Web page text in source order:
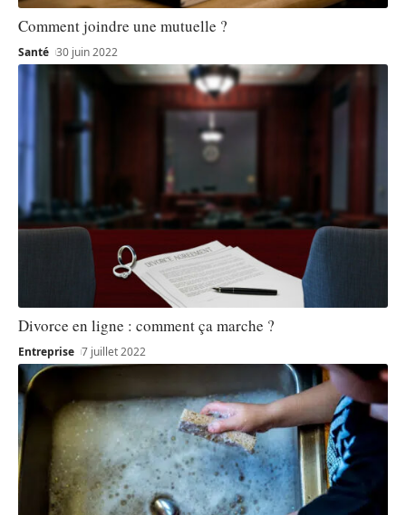
Comment joindre une mutuelle ?
Santé 30 juin 2022
Divorce en ligne : comment ça marche ?
Entreprise 7 juillet 2022